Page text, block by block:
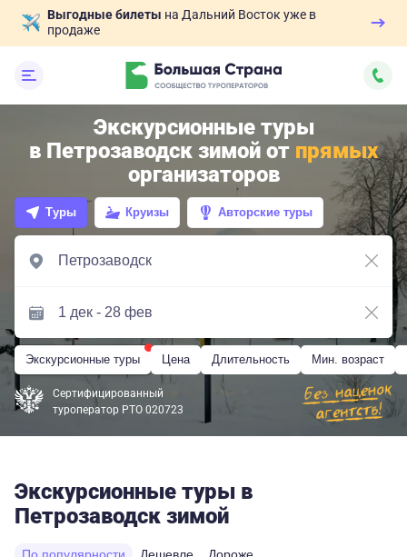
Выгодные билеты на Дальний Восток уже в
продаже
Экскурсионные туры
в Петрозаводск зимой от прямых
организаторов
Туры Круизы Авторские туры
Экскурсионные туры Цена Длительность Мин. возраст
Сертифицированный
туроператор РТО 020723
Экскурсионные туры в
Петрозаводск зимой
По популярности Дешевле Дороже